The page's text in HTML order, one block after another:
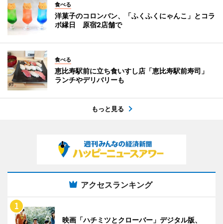
食べる
洋菓子のコロンバン、「ふくふくにゃんこ」とコラ
ボ縁日 原宿2店舗で
食べる
恵比寿駅前に立ち食いすし店「恵比寿駅前寿司」
ランチやデリバリーも
もっと見る
アクセスランキング
映画「ハチミツとクローバー」デジタル版、